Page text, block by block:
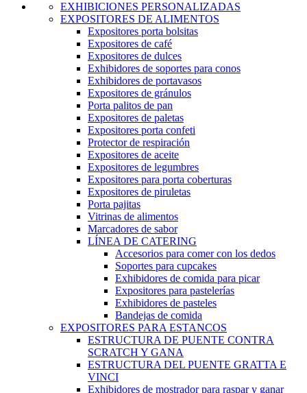
EXHIBICIONES PERSONALIZADAS
EXPOSITORES DE ALIMENTOS
Expositores porta bolsitas
Expositores de café
Expositores de dulces
Exhibidores de soportes para conos
Exhibidores de portavasos
Expositores de gránulos
Porta palitos de pan
Expositores de paletas
Expositores porta confeti
Protector de respiración
Expositores de aceite
Expositores de legumbres
Expositores para porta coberturas
Expositores de piruletas
Porta pajitas
Vitrinas de alimentos
Marcadores de sabor
LÍNEA DE CATERING
Accesorios para comer con los dedos
Soportes para cupcakes
Exhibidores de comida para picar
Expositores para pastelerías
Exhibidores de pasteles
Bandejas de comida
EXPOSITORES PARA ESTANCOS
ESTRUCTURA DE PUENTE CONTRA
SCRATCH Y GANA
ESTRUCTURA DEL PUENTE GRATTA E
VINCI
Exhibidores de mostrador para raspar y ganar